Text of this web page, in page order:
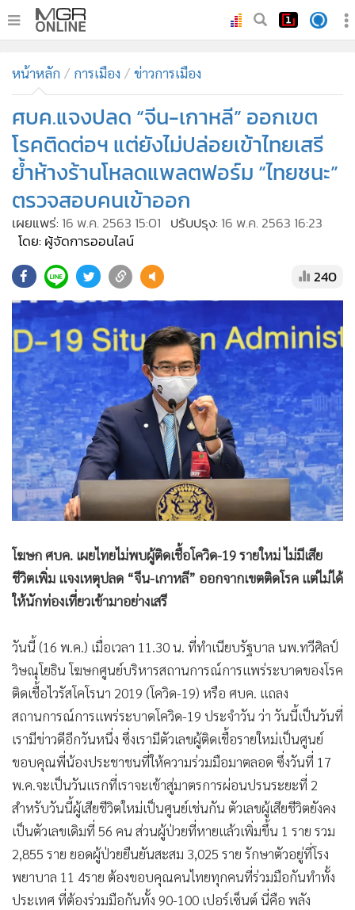
ทันเหตุการณ์
• ภาคใต้
•
ภูมิภาค
Online Section
• บันเทิง
• ผู้จัดการรายวัน
• คอลัมนิสต์
• CbizReview
• Cyber BIZ
• ผู้จัดกวน
• Good health & Well-being
• Green Innovation & SD
• Management & HR
• MGR Live
• Infographic
• การเมือง
• ท่องเที่ยว
• ต่างประเทศ
• Special Scoop
• เศรษฐกิจ-ธุรกิจ
• ชุมชน-คุณภาพชีวิต
• อาชญากรรม
• Motoring
• เกม
• วิทยาศาสตร์
• SMEs
•
หุ้น
อินโดจีน
• กองทุนรวม
• Celeb Online
• Factcheck
หน้าหลัก การเมือง ข่าวการเมือง
ศบค.แจงปลด “จีน-เกาหลี” ออกเขต
โรคติดต่อฯ แต่ยังไม่ปล่อยเข้าไทยเสรี
ย้ำห้างร้านโหลดแพลตฟอร์ม “ไทยชนะ”
ตรวจสอบคนเข้าออก
เผยแพร่: 16 พ.ค. 2563 15:01 ปรับปรุง: 16 พ.ค. 2563 16:23
โดย: ผู้จัดการออนไลน์
240
โฆษก ศบค. เผยไทยไม่พบผู้ติดเชื้อโควิด-19 รายใหม่ ไม่มีเสีย
ชีวิตเพิ่ม แจงเหตุปลด “จีน-เกาหลี” ออกจากเขตติดโรค แต่ไม่ได้
ให้นักท่องเที่ยวเข้ามาอย่างเสรี
วันนี้ (16 พ.ค.) เมื่อเวลา 11.30 น. ที่ทำเนียบรัฐบาล นพ.ทวีศิลป์
วิษณุโยธิน โฆษกศูนย์บริหารสถานการณ์การแพร่ระบาดของโรค
ติดเชื้อไวรัสโคโรนา 2019 (โควิด-19) หรือ ศบค. แถลง
สถานการณ์การแพร่ระบาดโควิด-19 ประจำวัน ว่า วันนี้เป็นวันที่
เรามีข่าวดีอีกวันหนึ่ง ซึ่งเรามีตัวเลขผู้ติดเชื้อรายใหม่เป็นศูนย์
ขอบคุณพี่น้องประชาชนที่ให้ความร่วมมือมาตลอด ซึ่งวันที่ 17
พ.ค.จะเป็นวันแรกที่เราจะเข้าสู่มาตรการผ่อนปรนระยะที่ 2
สำหรับวันนี้ผู้เสียชีวิตใหม่เป็นศูนย์เช่นกัน ตัวเลขผู้เสียชีวิตยังคง
เป็นตัวเลขเดิมที่ 56 คน ส่วนผู้ป่วยที่หายแล้วเพิ่มขึ้น 1 ราย รวม
2,855 ราย ยอดผู้ป่วยยืนยันสะสม 3,025 ราย รักษาตัวอยู่ที่โรง
พยาบาล 11 4ราย ต้องขอบคุณคนไทยทุกคนที่ร่วมมือกันทำทั้ง
ประเทศ ที่ต้องร่วมมือกันทั้ง 90-100 เปอร์เซ็นต์ นี่คือ พลัง